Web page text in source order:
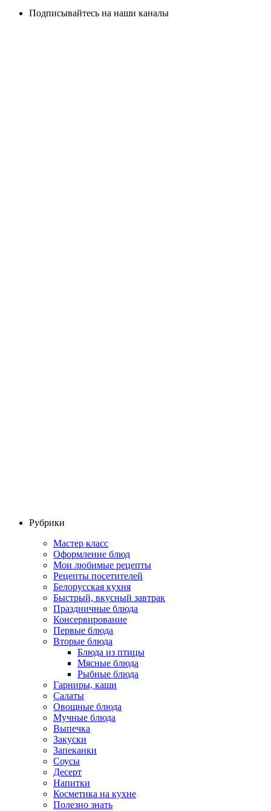
Подписывайтесь на наши каналы
Рубрики
Мастер класс
Оформление блюд
Мои любимые рецепты
Рецепты посетителей
Белорусская кухня
Быстрый, вкусный завтрак
Праздничные блюда
Консервирование
Первые блюда
Вторые блюда
Блюда из птицы
Мясные блюда
Рыбные блюда
Гарниры, каши
Салаты
Овощные блюда
Мучные блюда
Выпечка
Закуски
Запеканки
Соусы
Десерт
Напитки
Косметика на кухне
Полезно знать